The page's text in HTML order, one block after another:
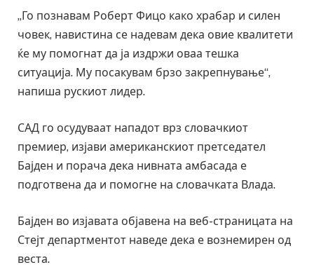
„Го познавам Роберт Фицо како храбар и силен
човек, навистина се надевам дека овие квалитети
ќе му помогнат да ја издржи оваа тешка
ситуација. Му посакувам брзо закрепнување“,
напиша рускиот лидер.
САД го осудуваат нападот врз словачкиот
премиер, изјави американскиот претседател
Бајден и порача дека нивната амбасада е
подготвена да и помогне на словачката Влада.
Бајден во изјавата објавена на веб-страницата на
Стејт департментот наведе дека е вознемирен од
веста.